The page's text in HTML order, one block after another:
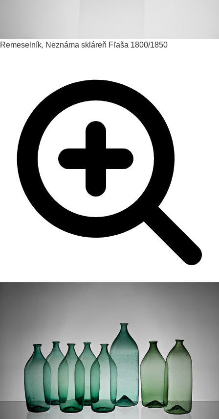
Remeselník, Neznáma skláreň Fľaša 1800/1850